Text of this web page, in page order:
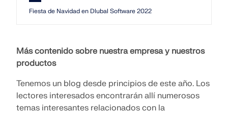
Fiesta de Navidad en Dlubal Software 2022
Más contenido sobre nuestra empresa y nuestros
productos
Tenemos un blog desde principios de este año. Los
lectores interesados encontrarán allí numerosos
temas interesantes relacionados con la